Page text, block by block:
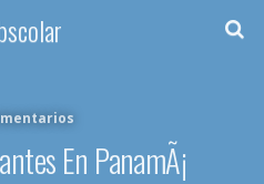
En PanamÃ¡